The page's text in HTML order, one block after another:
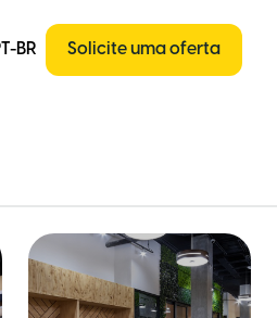
PT-BR Solicite uma oferta